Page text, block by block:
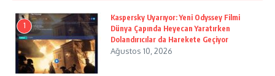
1
Kaspersky Uyarıyor: Yeni Odyssey Filmi
Dünya Çapında Heyecan Yaratırken
Dolandırıcılar da Harekete Geçiyor
Ağustos 10, 2026